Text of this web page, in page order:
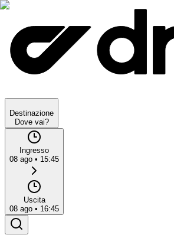
Destinazione
Dove vai?
Ingresso
08 ago • 15:45
Uscita
08 ago • 16:45